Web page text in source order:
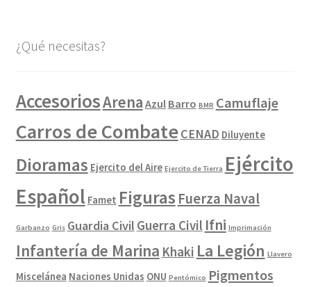
¿Qué necesitas?
AccesoriosArena Azul Barro BMR Camuflaje
Carros de CombateCENAD Diluyente
Dioramas Ejercito del Aire Ejercito de Tierra Ejército
Español Famet Figuras Fuerza Naval
Garbanzo Gris Guardia Civil Guerra Civil Ifni Imprimación
Infantería de Marina Khaki La Legión Llavero
Miscelánea Naciones Unidas ONU Pentómico Pigmentos